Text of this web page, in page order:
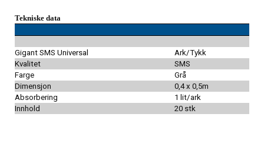
Tekniske data
Gigant SMS Universal
Ark/Tykk
Kvalitet
SMS
Farge
Grå
Dimensjon
0,4 x 0,5m
Absorbering
1 lit/ark
Innhold
20 stk